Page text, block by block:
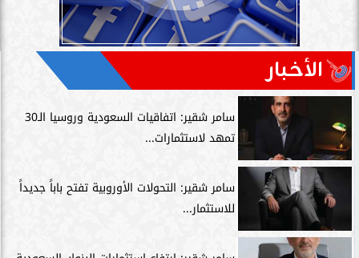
الأخبار
سامر شقير: اتفاقيات السعودية وروسيا الـ30
تمهد لاستثمارات...
سامر شقير: التحولات الأوروبية تفتح باباً جديداً
للاستثمار...